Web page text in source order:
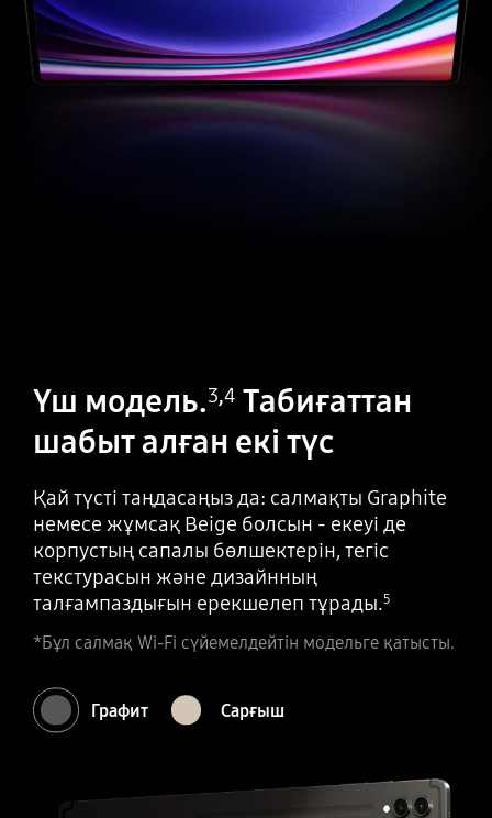
Үш модель.3,4 Табиғаттан
шабыт алған екі түс
Қай түсті таңдасаңыз да: салмақты Graphite
немесе жұмсақ Beige болсын - екеуі де
корпустың сапалы бөлшектерін, тегіс
текстурасын және дизайнның
талғампаздығын ерекшелеп тұрады.5
*Бұл салмақ Wi-Fi сүйемелдейтін модельге қатысты.
Графит Сарғыш